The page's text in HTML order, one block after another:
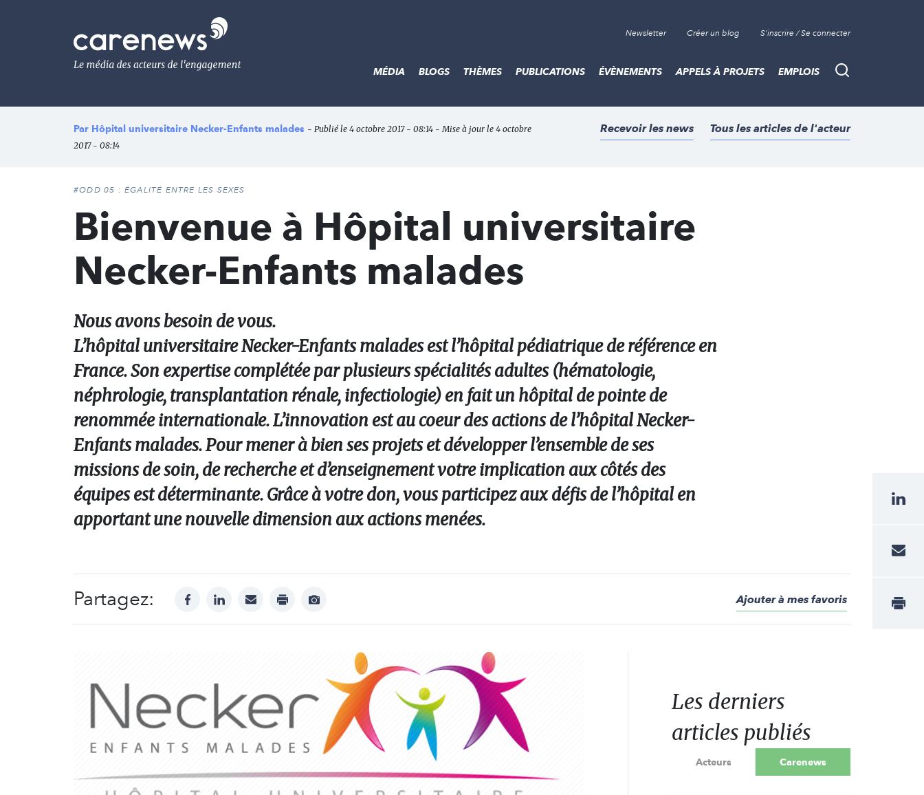
Le
média
de
l'engagement
Newsletter Créer un blog S'inscrire / Se connecter
Recherche
MÉDIA BLOGS THÈMES PUBLICATIONS ÉVÈNEMENTS APPELS À PROJETS EMPLOIS
Par Hôpital universitaire Necker-Enfants malades - Publié le 4 octobre 2017 - 08:14 - Mise à jour le 4 octobre
2017 - 08:14
Recevoir les news Tous les articles de l'acteur
#ODD 05 : ÉGALITÉ ENTRE LES SEXES
Bienvenue à Hôpital universitaire
Necker-Enfants malades
Nous avons besoin de vous.
L’hôpital universitaire Necker-Enfants malades est l’hôpital pédiatrique de référence en
France. Son expertise complétée par plusieurs spécialités adultes (hématologie,
néphrologie, transplantation rénale, infectiologie) en fait un hôpital de pointe de
renommée internationale. L’innovation est au coeur des actions de l’hôpital Necker-
Enfants malades. Pour mener à bien ses projets et développer l’ensemble de ses
missions de soin, de recherche et d’enseignement votre implication aux côtés des
équipes est déterminante. Grâce à votre don, vous participez aux défis de l’hôpital en
apportant une nouvelle dimension aux actions menées.
Partagez: facebooklinkedinmail print
Afficher
Ajouter à mes favoris
Les derniers
articles publiés
Acteurs Carenews